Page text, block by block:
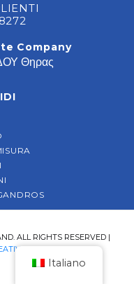
Company
Θηρας
ALL RIGHTS RESERVED |
AGENCY
Italiano